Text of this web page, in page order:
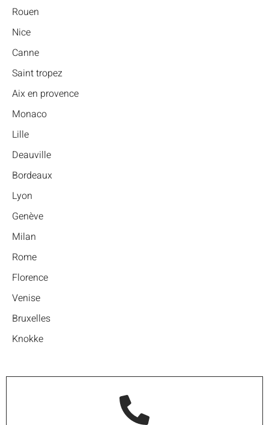
Rouen
Nice
Canne
Saint tropez
Aix en provence
Monaco
Lille
Deauville
Bordeaux
Lyon
Genève
Milan
Rome
Florence
Venise
Bruxelles
Knokke